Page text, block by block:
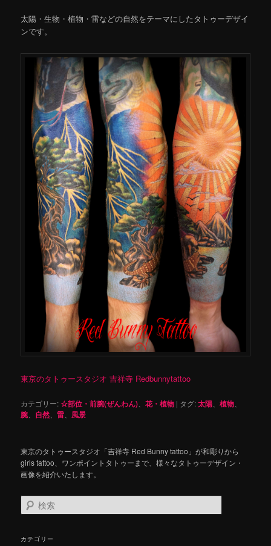
太陽・生物・植物・雷などの自然をテーマにしたタトゥーデザイ
ンです。
東京のタトゥースタジオ 吉祥寺 Redbunnytattoo
カテゴリー:☆部位・前腕(ぜんわん) 、花・植物 | タグ:太陽 、植物
腕 自然 、雷 風景
東京のタトゥースタジオ「吉祥寺 Red Bunny tattoo」が和彫りから
girls tattoo、ワンポイントタトゥーまで、様々なタトゥーデザイン・
画像を紹介いたします。
検
索
カテゴリー